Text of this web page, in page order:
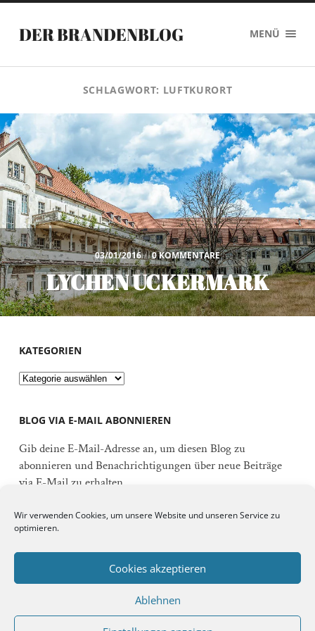
Wir verwenden Cookies, um unsere Website und unseren Service zu
optimieren.
Cookies akzeptieren
Ablehnen
DER BRANDENBLOG MENÜ
SCHLAGWORT: LUFTKURORT
03/01/2016 / 0 KOMMENTARE
LYCHEN UCKERMARK
KATEGORIEN
Kategorien
BLOG VIA E-MAIL ABONNIEREN
Gib deine E-Mail-Adresse an, um diesen Blog zu
abonnieren und Benachrichtigungen über neue Beiträge
via E-Mail zu erhalten.
Mail-
Adresse
Schließe dich 92 anderen Abonnenten an